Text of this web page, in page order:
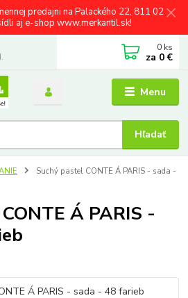
predajni na Palackého 22, 811 02
aj e-shop www.merkantil.sk!
Menu
Hľadať
0 ks
za 0 €
Suchý pastel CONTE Á PARIS - sada -
Á PARIS -